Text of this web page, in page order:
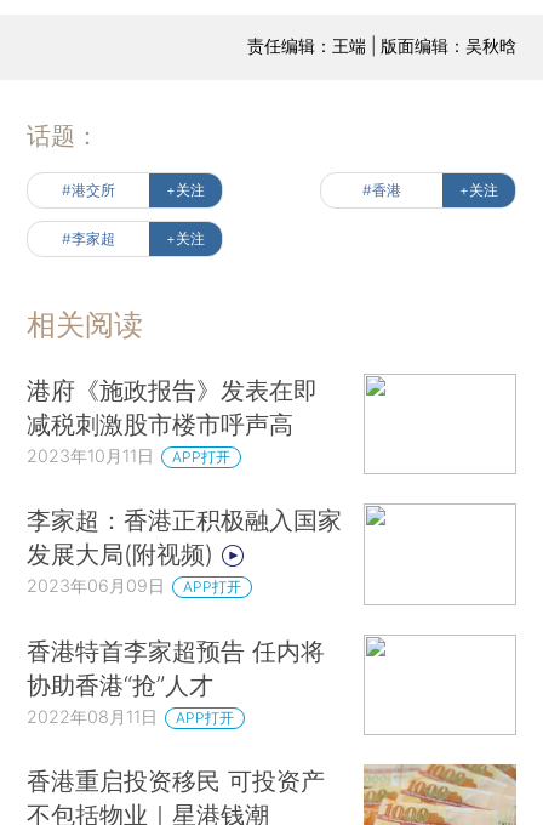
责任编辑：王端 | 版面编辑：吴秋晗
话题：
#港交所 +关注 #香港 +关注
#李家超 +关注
相关阅读
港府《施政报告》发表在即
减税刺激股市楼市呼声高
2023年10月11日 APP打开
李家超：香港正积极融入国家
发展大局(附视频)
2023年06月09日 APP打开
香港特首李家超预告 任内将
协助香港“抢”人才
2022年08月11日 APP打开
香港重启投资移民 可投资产
不包括物业｜星港钱潮